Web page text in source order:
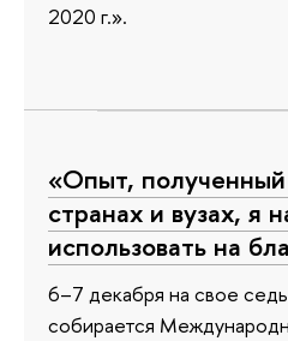
2020 г.».
«Опыт,
странах и вузах, я
использовать на
6–7 декабря на свое
собирается